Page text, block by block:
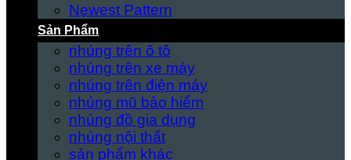
Newest Pattern
Sản Phẩm
nhúng trên ô tô
nhúng trên xe máy
nhúng trên điện máy
nhúng mũ bảo hiểm
nhúng đồ gia dụng
nhúng nội thất
sản phẩm khác